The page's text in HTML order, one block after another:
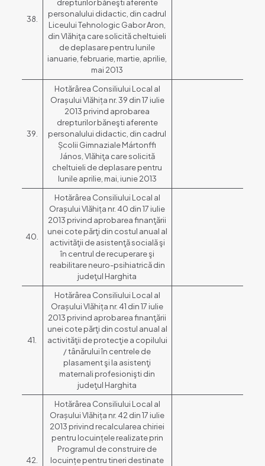
38.
drepturilor băneşti aferente
personalului didactic, din cadrul
Liceului Tehnologic Gabor Aron,
din Vlăhiţa care solicită cheltuieli
de deplasare pentru lunile
ianuarie, februarie, martie, aprilie,
mai 2013
39.
Hotărârea Consiliului Local al
Orașului Vlăhița nr. 39 din 17 iulie
2013 privind aprobarea
drepturilor băneşti aferente
personalului didactic, din cadrul
Școlii Gimnaziale Mártonffi
János, Vlăhiţa care solicită
cheltuieli de deplasare pentru
lunile aprilie, mai, iunie 2013
40.
Hotărârea Consiliului Local al
Orașului Vlăhița nr. 40 din 17 iulie
2013 privind aprobarea finanţării
unei cote părţi din costul anual al
activităţii de asistenţă socială şi
în centrul de recuperare şi
reabilitare neuro-psihiatrică din
judeţul Harghita
41.
Hotărârea Consiliului Local al
Orașului Vlăhița nr. 41 din 17 iulie
2013 privind aprobarea finanţării
unei cote părţi din costul anual al
activităţii de protecţie a copilului
/ tânărului în centrele de
plasament şi la asistenţi
maternali profesionişti din
judeţul Harghita
42.
Hotărârea Consiliului Local al
Orașului Vlăhița nr. 42 din 17 iulie
2013 privind recalcularea chiriei
pentru locuințele realizate prin
Programul de construire de
locuințe pentru tineri destinate